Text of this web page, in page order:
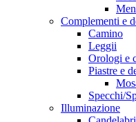
Complementi e
Camino
Leggii
Orologi e
Piastre e
Specchi/
Illuminazione